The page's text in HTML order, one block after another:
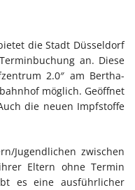
die Stadt Düsseldorf
an. Diese
2.0″ am Bertha-
möglich. Geöffnet
die neuen Impfstoffe
Jugendlichen zwischen
Eltern ohne Termin
es eine ausführlicher